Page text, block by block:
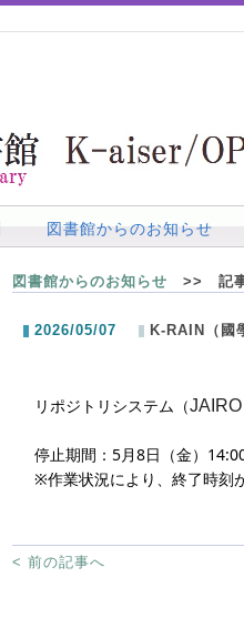
図書館からのお知らせ
図書館からのお知らせ >> 記
2026/05/07 K-RAIN（國
リポジトリシステム（
停止期間：5月8日（金）
※作業状況により、終了時刻
< 前の記事へ